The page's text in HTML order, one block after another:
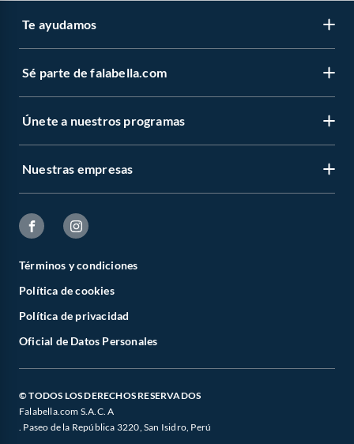
Te ayudamos
Sé parte de falabella.com
Únete a nuestros programas
Nuestras empresas
Términos y condiciones
Política de cookies
Política de privacidad
Oficial de Datos Personales
© TODOS LOS DERECHOS RESERVADOS
Falabella.com S.A.C. A
. Paseo de la República 3220, San Isidro, Perú